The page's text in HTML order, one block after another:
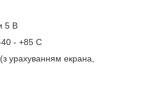
5 В
- +85 С
урахуванням екрана,